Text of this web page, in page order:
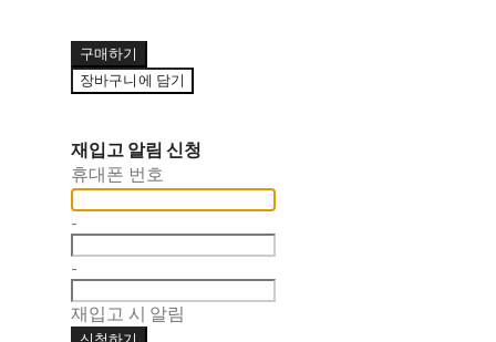
구매하기
장바구니에 담기
재입고 알림 신청
휴대폰 번호
-
-
재입고 시 알림
신청하기